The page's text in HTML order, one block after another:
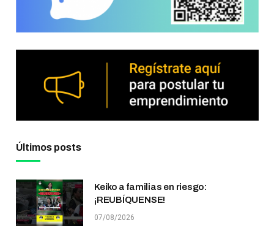
Últimos posts
Keiko a familias en riesgo:
¡REUBÍQUENSE!
07/08/2026